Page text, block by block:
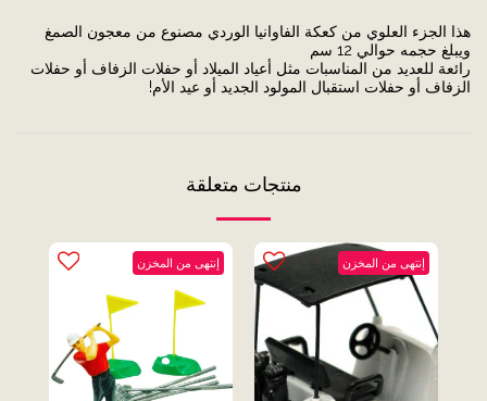
هذا الجزء العلوي من كعكة الفاوانيا الوردي مصنوع من معجون الصمغ
ويبلغ حجمه حوالي 12 سم
رائعة للعديد من المناسبات مثل أعياد الميلاد أو حفلات الزفاف أو حفلات
الزفاف أو حفلات استقبال المولود الجديد أو عيد الأم!
منتجات متعلقة
إنتهى من المخزن إنتهى من المخزن